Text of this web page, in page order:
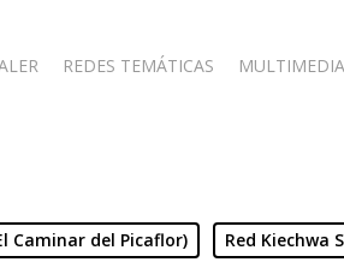
REDES TEMÁTICAS MULTIMEDIA
Caminar del Picaflor) Red Kiechwa